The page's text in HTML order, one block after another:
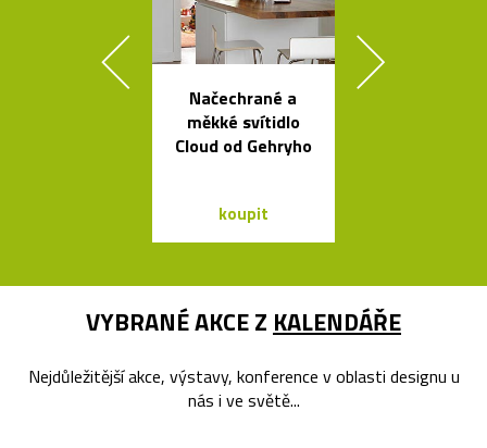
Načechrané a
měkké svítidlo
Cloud od Gehryho
koupit
VYBRANÉ AKCE Z KALENDÁŘE
Nejdůležitější akce, výstavy, konference v oblasti designu u
nás i ve světě...